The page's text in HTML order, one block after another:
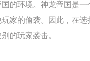
的环境。神龙帝国是
家的偷袭。因此，在
的玩家袭击。